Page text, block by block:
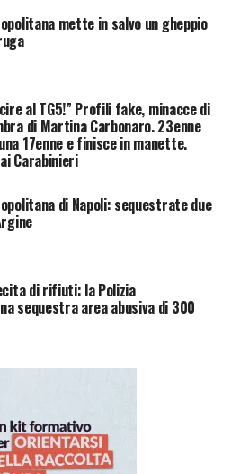
mette in salvo un gheppio
al TG5!” Profili fake, minacce di
di Martina Carbonaro. 23enne
17enne e finisce in manette.
Carabinieri
di Napoli: sequestrate due
di rifiuti: la Polizia
sequestra area abusiva di 300